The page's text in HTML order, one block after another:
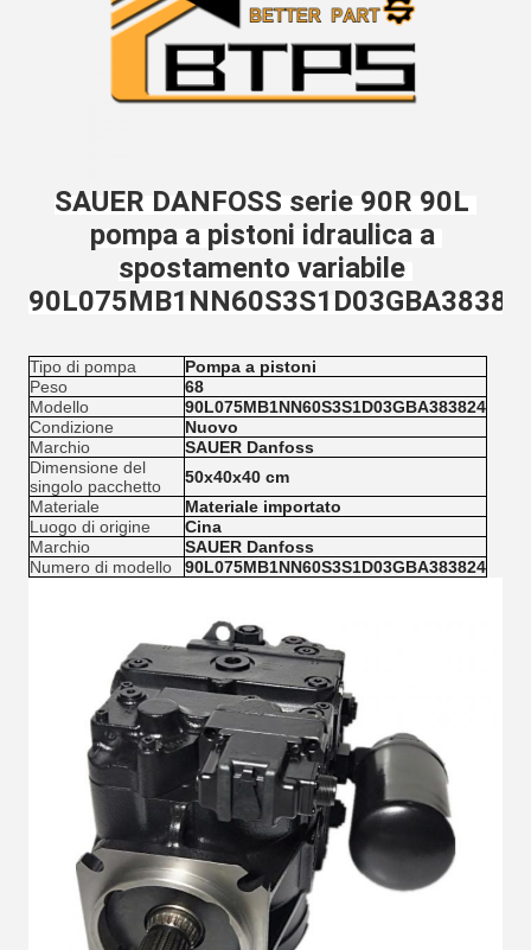
SAUER DANFOSS serie 90R 90L
pompa a pistoni idraulica a
spostamento variabile
Tipo di pompa
Pompa a pistoni
Peso
68
Modello
90L075MB1NN60S3S1D03GBA383824
Condizione
Nuovo
Marchio
SAUER Danfoss
Dimensione del
singolo pacchetto
50x40x40 cm
Materiale
Materiale importato
Luogo di origine
Cina
Marchio
SAUER Danfoss
Numero di modello
90L075MB1NN60S3S1D03GBA383824